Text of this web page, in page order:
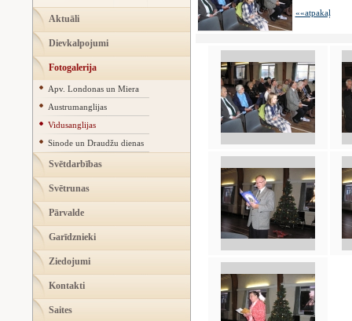
Aktuāli
Dievkalpojumi
Fotogalerija
Apv. Londonas un Miera
Austrumanglijas
Vidusanglijas
Sinode un Draudžu dienas
Svētdarbības
Svētrunas
Pārvalde
Garīdznieki
Ziedojumi
Kontakti
Saites
««atpakaļ